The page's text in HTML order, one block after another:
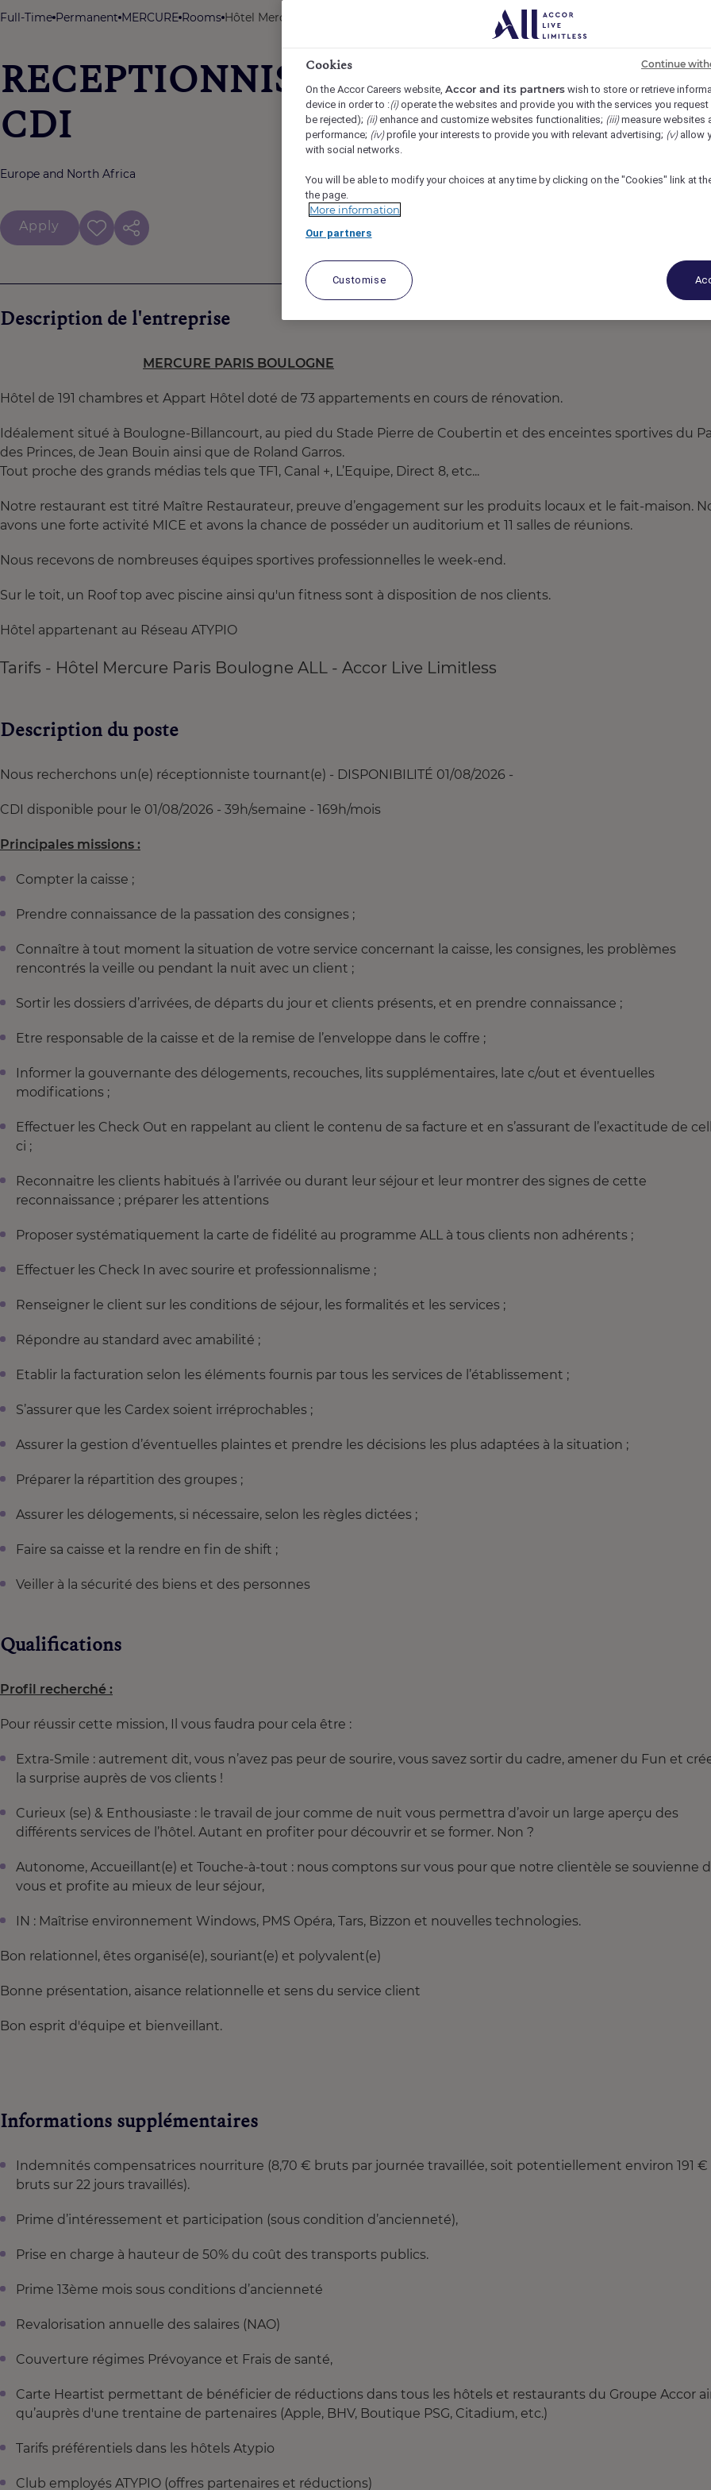
Full-Time Permanent MERCURE Rooms Hôtel Mercure Paris Boulogne, Boulogne-Billancourt, FranceREF817I
RECEPTIONNISTE TOURNANT (F/H)
CDI
Europe and North Africa
Apply
Description de l'entreprise
MERCURE PARIS BOULOGNE
Hôtel de 191 chambres et Appart Hôtel doté de 73 appartements en cours de rénovation.
Idéalement situé à Boulogne-Billancourt, au pied du Stade Pierre de Coubertin et des enceintes sportives du
des Princes, de Jean Bouin ainsi que de Roland Garros.
Tout proche des grands médias tels que TF1, Canal +, L’Equipe, Direct 8, etc...
Notre restaurant est titré Maître Restaurateur, preuve d’engagement sur les produits locaux et le fait-maison.
avons une forte activité MICE et avons la chance de posséder un auditorium et 11 salles de réunions.
Nous recevons de nombreuses équipes sportives professionnelles le week-end.
Sur le toit, un Roof top avec piscine ainsi qu'un fitness sont à disposition de nos clients.
Hôtel appartenant au Réseau ATYPIO
Tarifs - Hôtel Mercure Paris Boulogne ALL - Accor Live Limitless
Description du poste
Nous recherchons un(e) réceptionniste tournant(e) - DISPONIBILITÉ 01/08/2026 -
CDI disponible pour le 01/08/2026 - 39h/semaine - 169h/mois
Principales missions :
Compter la caisse ;
Prendre connaissance de la passation des consignes ;
Connaître à tout moment la situation de votre service concernant la caisse, les consignes, les problèmes
rencontrés la veille ou pendant la nuit avec un client ;
Sortir les dossiers d’arrivées, de départs du jour et clients présents, et en prendre connaissance ;
Etre responsable de la caisse et de la remise de l’enveloppe dans le coffre ;
Informer la gouvernante des délogements, recouches, lits supplémentaires, late c/out et éventuelles
modifications ;
Effectuer les Check Out en rappelant au client le contenu de sa facture et en s’assurant de l’exactitude de
ci ;
Reconnaitre les clients habitués à l’arrivée ou durant leur séjour et leur montrer des signes de cette
reconnaissance ; préparer les attentions
Proposer systématiquement la carte de fidélité au programme ALL à tous clients non adhérents ;
Effectuer les Check In avec sourire et professionnalisme ;
Renseigner le client sur les conditions de séjour, les formalités et les services ;
Répondre au standard avec amabilité ;
Etablir la facturation selon les éléments fournis par tous les services de l’établissement ;
S’assurer que les Cardex soient irréprochables ;
Assurer la gestion d’éventuelles plaintes et prendre les décisions les plus adaptées à la situation ;
Préparer la répartition des groupes ;
Assurer les délogements, si nécessaire, selon les règles dictées ;
Faire sa caisse et la rendre en fin de shift ;
Veiller à la sécurité des biens et des personnes
Qualifications
Profil recherché :
Pour réussir cette mission, Il vous faudra pour cela être :
Extra-Smile : autrement dit, vous n’avez pas peur de sourire, vous savez sortir du cadre, amener du Fun et
la surprise auprès de vos clients !
Curieux (se) & Enthousiaste : le travail de jour comme de nuit vous permettra d’avoir un large aperçu des
différents services de l’hôtel. Autant en profiter pour découvrir et se former. Non ?
Autonome, Accueillant(e) et Touche-à-tout : nous comptons sur vous pour que notre clientèle se souvienne
vous et profite au mieux de leur séjour,
IN : Maîtrise environnement Windows, PMS Opéra, Tars, Bizzon et nouvelles technologies.
Bon relationnel, êtes organisé(e), souriant(e) et polyvalent(e)
Bonne présentation, aisance relationnelle et sens du service client
Bon esprit d'équipe et bienveillant.
Informations supplémentaires
Indemnités compensatrices nourriture (8,70 € bruts par journée travaillée, soit potentiellement environ 191 €
bruts sur 22 jours travaillés).
Prime d’intéressement et participation (sous condition d’ancienneté),
Prise en charge à hauteur de 50% du coût des transports publics.
Prime 13ème mois sous conditions d’ancienneté
Revalorisation annuelle des salaires (NAO)
Couverture régimes Prévoyance et Frais de santé,
Carte Heartist permettant de bénéficier de réductions dans tous les hôtels et restaurants du Groupe Accor
qu’auprès d'une trentaine de partenaires (Apple, BHV, Boutique PSG, Citadium, etc.)
Tarifs préférentiels dans les hôtels Atypio
Club employés ATYPIO (offres partenaires et réductions)
Cookies
On the Accor Careers website, Accor and its partners wish to store or retrieve
device in order to :(i)operate the websites and provide you with the services you
be rejected); (ii)enhance and customize websites functionalities; (iii)measure websites
performance; (iv)profile your interests to provide you with relevant advertising; (v)allow
with social networks.
You will be able to modify your choices at any time by clicking on the "Cookies" link at
the page.
More information
Our partners
Customise
Continue